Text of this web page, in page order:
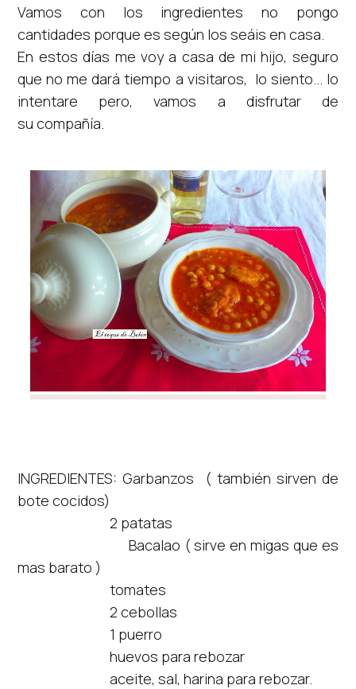
Vamos con los ingredientes no pongo
cantidades porque es según los seáis en casa.
En estos días me voy a casa de mi hijo, seguro
que no me dará tiempo a visitaros, lo siento... lo
intentare pero, vamos a disfrutar de
su compañía.
INGREDIENTES: Garbanzos ( también sirven de
bote cocidos)
2 patatas
Bacalao ( sirve en migas que es
mas barato )
tomates
2 cebollas
1 puerro
huevos para rebozar
aceite, sal, harina para rebozar.